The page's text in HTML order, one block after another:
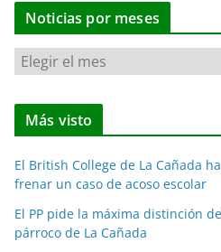
Noticias por meses
N
t
i
a
s
p
Más visto
El British College de La Cañada
frenar un caso de acoso escolar
El PP pide la máxima distinción
párroco de La Cañada